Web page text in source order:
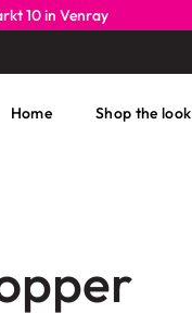
10 in Venray
Home Shop the look